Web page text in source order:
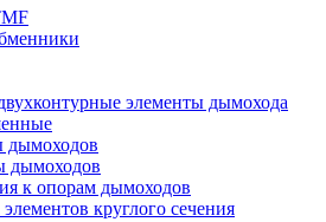
элементы дымохода
дымоходов
дымоходов
к опорам дымоходов
круглого сечения